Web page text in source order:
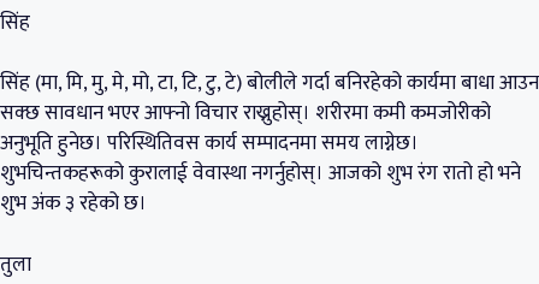
सिंह
सिंह (मा, मि, मु, मे, मो, टा, टि, टु, टे) बोलीले गर्दा बनिरहेको कार्यमा बाधा आउन
सक्छ सावधान भएर आफ्नो विचार राख्नुहोस्। शरीरमा कमी कमजोरीको
अनुभूति हुनेछ। परिस्थितिवस कार्य सम्पादनमा समय लाग्नेछ।
शुभचिन्तकहरूको कुरालाई वेवास्था नगर्नुहोस्। आजको शुभ रंग रातो हो भने
शुभ अंक ३ रहेको छ।
तुला